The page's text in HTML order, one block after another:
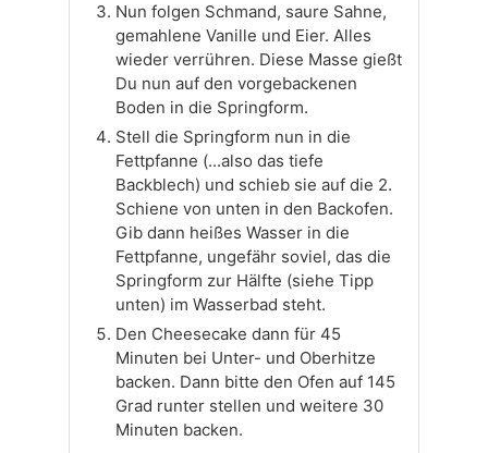
Nun folgen Schmand, saure Sahne,
gemahlene Vanille und Eier. Alles
wieder verrühren. Diese Masse gießt
Du nun auf den vorgebackenen
Boden in die Springform.
Stell die Springform nun in die
Fettpfanne (...also das tiefe
Backblech) und schieb sie auf die 2.
Schiene von unten in den Backofen.
Gib dann heißes Wasser in die
Fettpfanne, ungefähr soviel, das die
Springform zur Hälfte (siehe Tipp
unten) im Wasserbad steht.
Den Cheesecake dann für 45
Minuten bei Unter- und Oberhitze
backen. Dann bitte den Ofen auf 145
Grad runter stellen und weitere 30
Minuten backen.